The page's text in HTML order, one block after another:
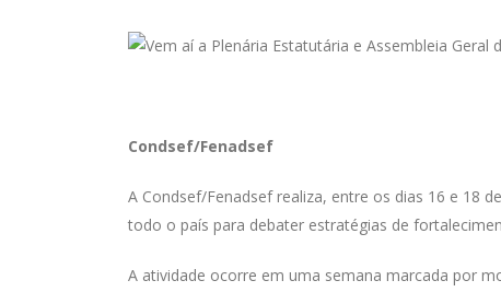
Condsef/Fenadsef
A Condsef/Fenadsef realiza, entre os dias 16 e 18
todo o país para debater estratégias de
A atividade ocorre em uma semana marcada por